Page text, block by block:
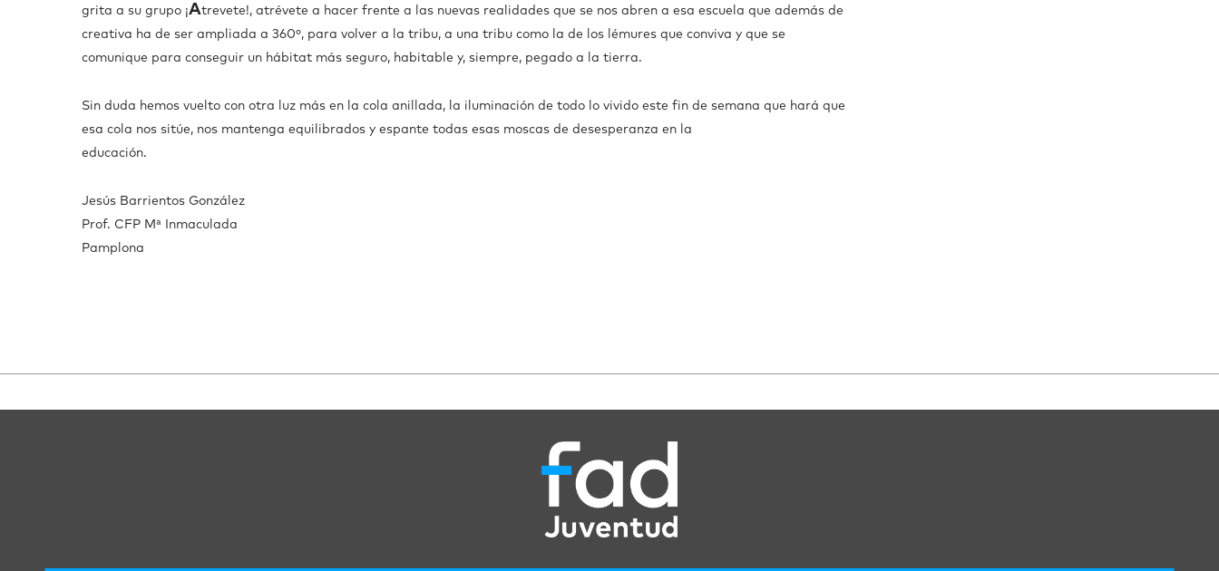
grita a su grupo ¡Atrevete!, atrévete a hacer frente a las nuevas realidades que se nos abren a esa escuela que además de
creativa ha de ser ampliada a 360º, para volver a la tribu, a una tribu como la de los lémures que conviva y que se
comunique para conseguir un hábitat más seguro, habitable y, siempre, pegado a la tierra.
Sin duda hemos vuelto con otra luz más en la cola anillada, la iluminación de todo lo vivido este fin de semana que hará que
esa cola nos sitúe, nos mantenga equilibrados y espante todas esas moscas de desesperanza en la
educación.
Jesús Barrientos González
Prof. CFP Mª Inmaculada
Pamplona